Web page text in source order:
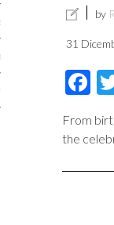
è l’article marketing
e stile di
per i publishers
by
31
From
the